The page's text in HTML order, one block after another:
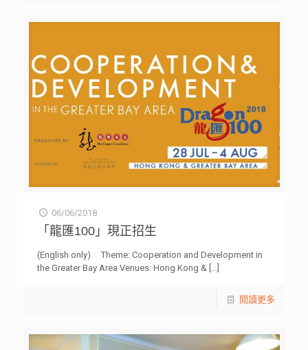
06/06/2018
「龍匯100」現正招生
(English only) Theme: Cooperation and Development in
the Greater Bay Area Venues: Hong Kong &[…]
閱讀更多